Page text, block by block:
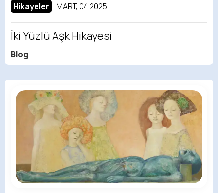
Hikayeler MART, 04 2025
İki Yüzlü Aşk Hikayesi
Blog